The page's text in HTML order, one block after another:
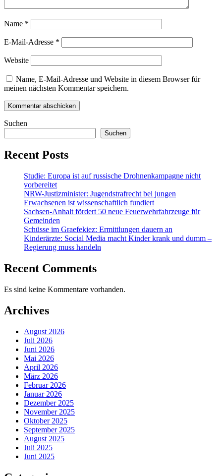
Name *
E-Mail-Adresse *
Website
Name, E-Mail-Adresse und Website in diesem Browser für
meinen nächsten Kommentar speichern.
Suchen
Suchen
Recent Posts
Studie: Europa ist auf russische Drohnenkampagne nicht
vorbereitet
NRW-Justizminister: Jugendstrafrecht bei jungen
Erwachsenen ist wissenschaftlich fundiert
Sachsen-Anhalt fördert 50 neue Feuerwehrfahrzeuge für
Gemeinden
Schüsse im Graefekiez: Ermittlungen dauern an
Kinderärzte: Social Media macht Kinder krank und dumm –
Regierung muss handeln
Recent Comments
Es sind keine Kommentare vorhanden.
Archives
August 2026
Juli 2026
Juni 2026
Mai 2026
April 2026
März 2026
Februar 2026
Januar 2026
Dezember 2025
November 2025
Oktober 2025
September 2025
August 2025
Juli 2025
Juni 2025